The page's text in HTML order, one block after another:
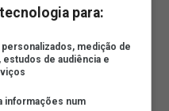
para:
medição de
de audiência e
informações num